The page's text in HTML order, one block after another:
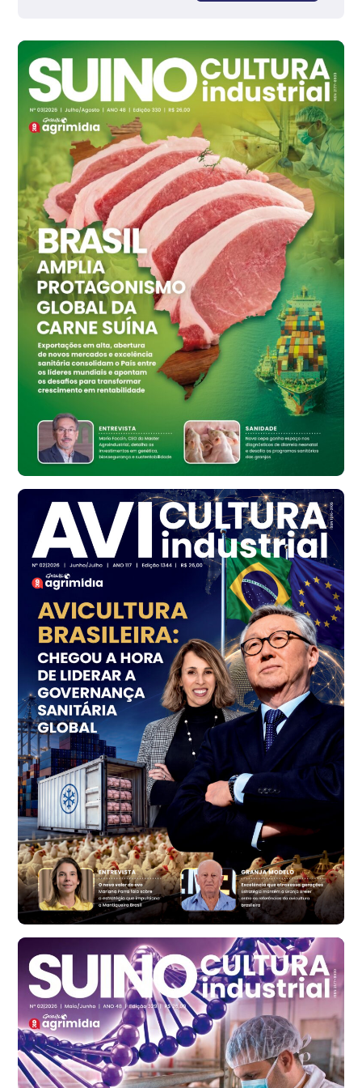
Ovo Branco - Regional
Branco
R$ 145,34
cx
Ovo Vermelho - Regional
Grande São Paulo (SP)
R$ 155,59
cx
Ovo Vermelho - Regional
Vermelho
R$ 159,31
cx
Ovo Branco - Regional
Bastos (SP)
R$ 134,42
cx
Ovo Vermelho - Regional
R$ 148,56
Frango - Indicador
SP
R$ 7,16
Frango - Indicador
SP
R$ 7,18
kg
Trigo Atacado - Regional
PR
R$ 1.414,46
t
Trigo Atacado - Regional
RS
R$ 1.314,61
t
Ovo Vermelho - Regional
Vermelho
R$ 171,61
cx
Ovo Branco - Regional
Santa Maria do Jetibá (ES)
R$ 140,74
Ovo Branco - Regional
Recife (PE)
R$ 147,74
cx
Ovo Vermelho - Regional
Recife (PE)